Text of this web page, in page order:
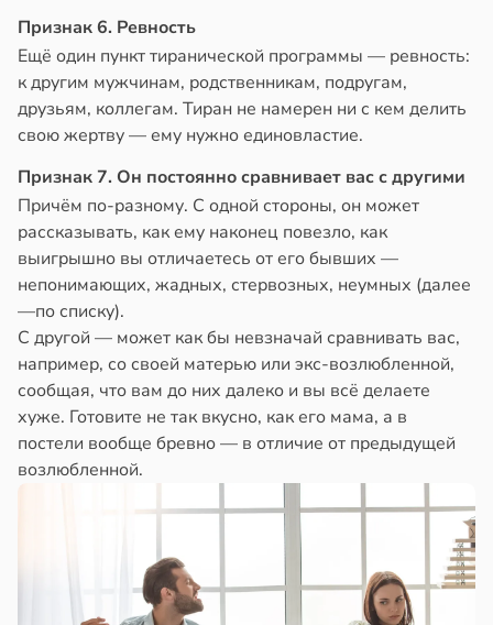
Признак 6. Ревность
Ещё один пункт тиранической программы — ревность:
к другим мужчинам, родственникам, подругам,
друзьям, коллегам. Тиран не намерен ни с кем делить
свою жертву — ему нужно единовластие.
Признак 7. Он постоянно сравнивает вас с другими
Причём по-разному. С одной стороны, он может
рассказывать, как ему наконец повезло, как
выигрышно вы отличаетесь от его бывших —
непонимающих, жадных, стервозных, неумных (далее
—по списку).
С другой — может как бы невзначай сравнивать вас,
например, со своей матерью или экс-возлюбленной,
сообщая, что вам до них далеко и вы всё делаете
хуже. Готовите не так вкусно, как его мама, а в
постели вообще бревно — в отличие от предыдущей
возлюбленной.